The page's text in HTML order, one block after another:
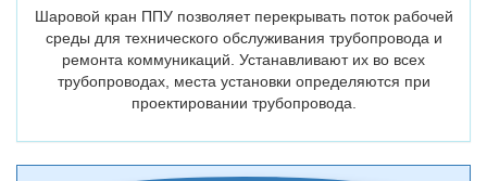
Шаровой кран ППУ позволяет перекрывать поток рабочей
среды для технического обслуживания трубопровода и
ремонта коммуникаций. Устанавливают их во всех
трубопроводах, места установки определяются при
проектировании трубопровода.